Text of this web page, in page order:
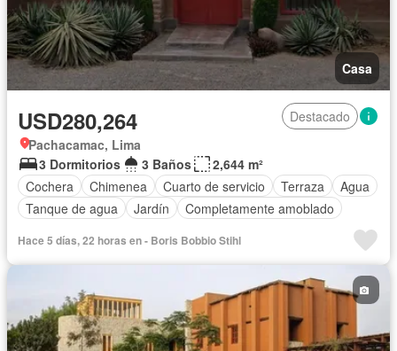
Casa
USD280,264
Destacado
Pachacamac, Lima
3 Dormitorios
3 Baños
2,644 m²
Cochera
Chimenea Cuarto de servicio Terraza
Agua
Tanque de agua
Jardín Completamente amoblado
Hace 5 días, 22 horas en - Boris Bobbio Stihl